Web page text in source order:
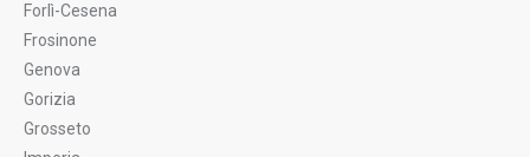
Forlì-Cesena
Frosinone
Genova
Gorizia
Grosseto